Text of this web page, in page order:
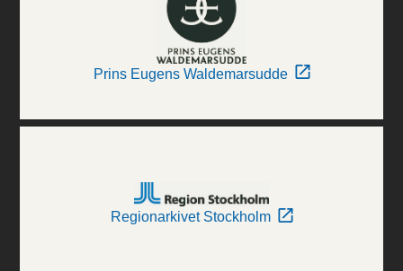
Prins Eugens Waldemarsudde
Regionarkivet Stockholm